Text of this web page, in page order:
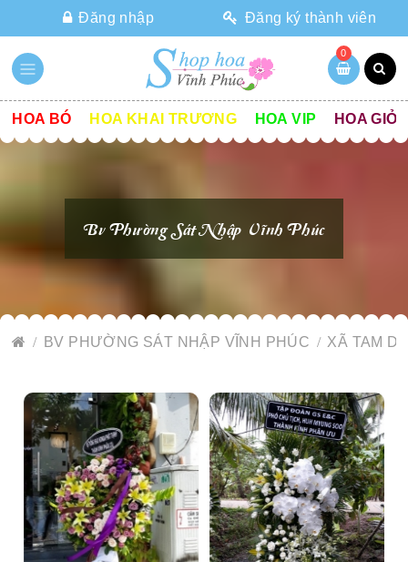
Đăng nhập Đăng ký thành viên
0
HOA BÓ HOA KHAI TRƯƠNG HOA VIP HOA GIỎ
Bv Phường Sát Nhập Vĩnh Phúc
BV PHƯỜNG SÁT NHẬP VĨNH PHÚC XÃ TAM